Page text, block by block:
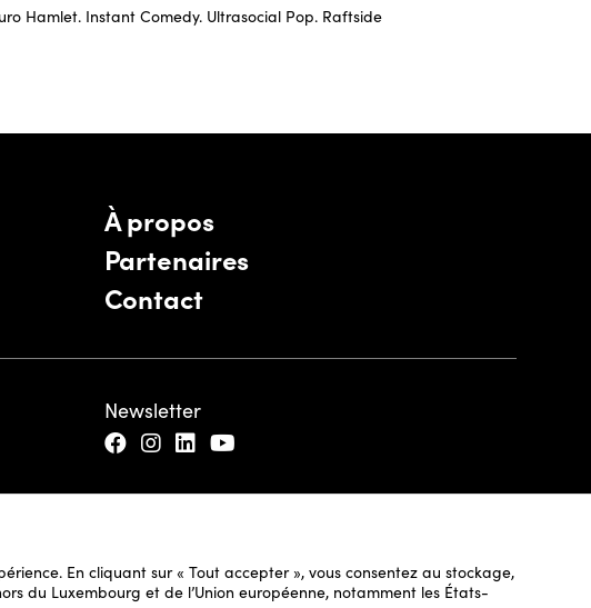
En cliquant sur « Tout accepter », vous consentez au stockage,
du Luxembourg et de l’Union européenne, notamment les États-
Hamlet. Instant Comedy. Ultrasocial Pop. Raftside
À propos
Partenaires
Contact
Newsletter